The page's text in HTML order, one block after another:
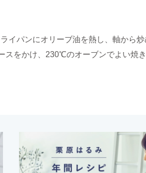
イパンにオリーブ油を熱し、軸から炒
スをかけ、230℃のオーブンでよい焼